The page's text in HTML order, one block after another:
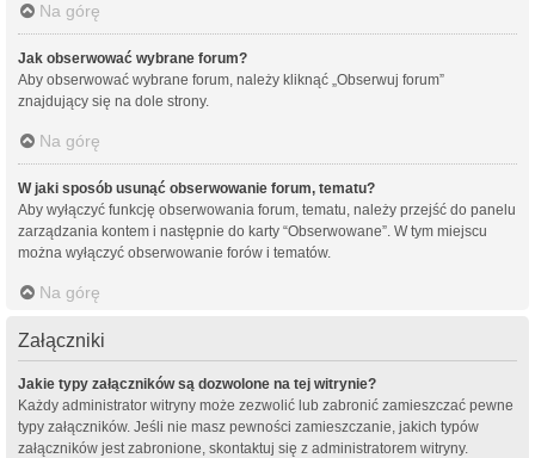
Na górę
Jak obserwować wybrane forum?
Aby obserwować wybrane forum, należy kliknąć „Obserwuj forum”
znajdujący się na dole strony.
Na górę
W jaki sposób usunąć obserwowanie forum, tematu?
Aby wyłączyć funkcję obserwowania forum, tematu, należy przejść do panelu
zarządzania kontem i następnie do karty “Obserwowane”. W tym miejscu
można wyłączyć obserwowanie forów i tematów.
Na górę
Załączniki
Jakie typy załączników są dozwolone na tej witrynie?
Każdy administrator witryny może zezwolić lub zabronić zamieszczać pewne
typy załączników. Jeśli nie masz pewności zamieszczanie, jakich typów
załączników jest zabronione, skontaktuj się z administratorem witryny.